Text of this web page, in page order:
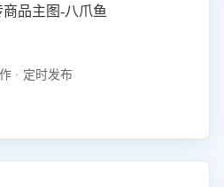
品主图-八爪鱼
· 定时发布